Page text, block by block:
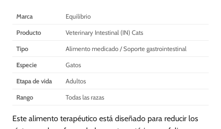
elegir
página
Marca Equilibrio
Producto Veterinary Intestinal (IN) Cats
Tipo Alimento medicado / Soporte gastrointestinal
Especie Gatos
Etapa de vida Adultos
Rango Todas las razas
Este alimento terapéutico está diseñado para reducir los